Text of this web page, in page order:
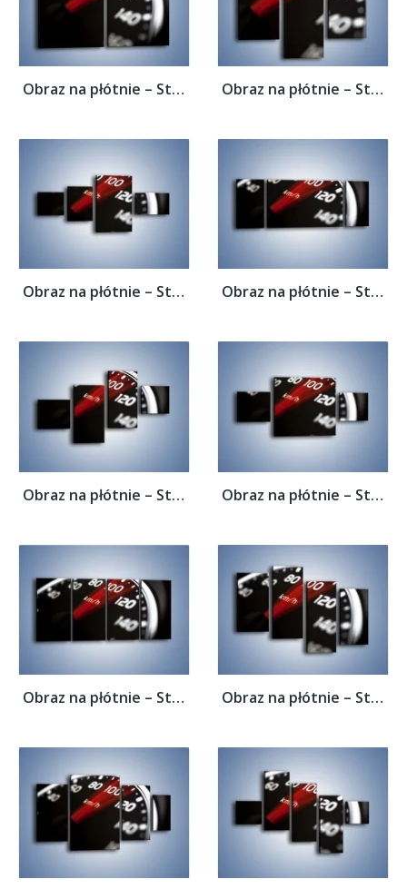
Obraz na płótnie – Sto kilometrów na... Obraz na płótnie – Sto kilometrów na...
Obraz na płótnie – Sto kilometrów na... Obraz na płótnie – Sto kilometrów na...
Obraz na płótnie – Sto kilometrów na... Obraz na płótnie – Sto kilometrów na...
Obraz na płótnie – Sto kilometrów na... Obraz na płótnie – Sto kilometrów na...